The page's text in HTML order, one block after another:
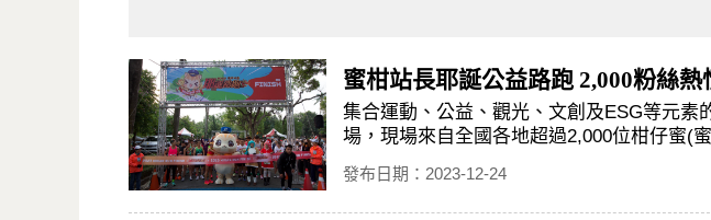
蜜柑站長耶誕公益路跑 2,000粉絲
集合運動、公益、觀光、文創及ESG等元素
場，現場來自全國各地超過2,000位柑仔蜜(
發布日期：2023-12-24